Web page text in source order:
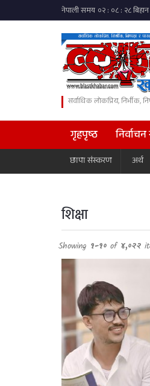
सर्वाधिक लोकप्रिय, निर्भीक,
गृहपृष्ठ
छापा संस्करण अर्थ
शिक्षा
Showing १-१० of ४,०२२